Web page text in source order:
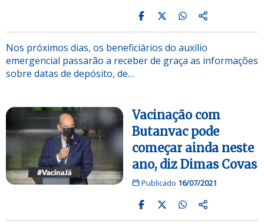
Nos próximos dias, os beneficiários do auxílio
emergencial passarão a receber de graça as informações
sobre datas de depósito, de…
Vacinação com
Butanvac pode
começar ainda neste
ano, diz Dimas Covas
Publicado 16/07/2021